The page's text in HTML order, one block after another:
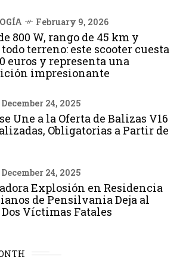
February 9, 2026
800 W, rango de 45 km y
terreno: este scooter cuesta
euros y representa una
impresionante
December 24, 2025
Une a la Oferta de Balizas V16
Obligatorias a Partir de
December 24, 2025
Explosión en Residencia
de Pensilvania Deja al
Víctimas Fatales